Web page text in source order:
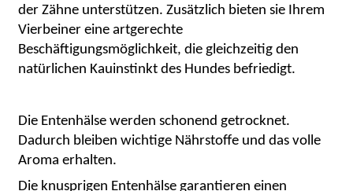
der Zähne unterstützen. Zusätzlich bieten sie Ihrem
Vierbeiner eine artgerechte
Beschäftigungsmöglichkeit, die gleichzeitig den
natürlichen Kauinstinkt des Hundes befriedigt.
Die Entenhälse werden schonend getrocknet.
Dadurch bleiben wichtige Nährstoffe und das volle
Aroma erhalten.
Die knusprigen Entenhälse garantieren einen